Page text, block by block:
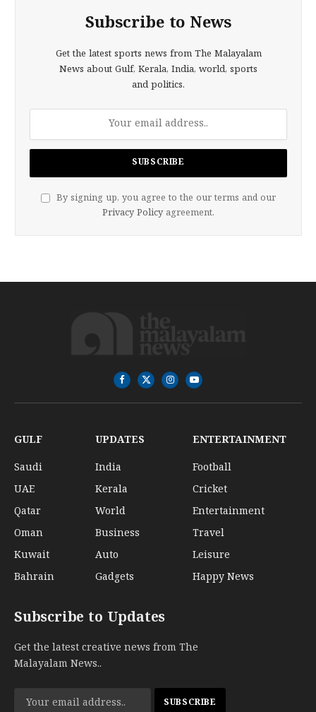
Subscribe to News
Get the latest sports news from The Malayalam
News about Gulf, Kerala, India, world, sports
and politics.
By signing up, you agree to the our terms and our
Privacy Policy agreement.
Facebook
X
(Twitter)
InstagramYouTube
GULF
Saudi
UAE
Qatar
Oman
Kuwait
Bahrain
UPDATES
India
Kerala
World
Business
Auto
Gadgets
ENTERTAINMENT
Football
Cricket
Entertainment
Travel
Leisure
Happy News
Subscribe to Updates
Get the latest creative news from The
Malayalam News..